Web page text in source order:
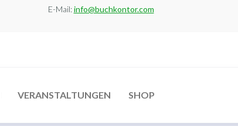
E-Mail:info@buchkontor.com
VERANSTALTUNGEN SHOP